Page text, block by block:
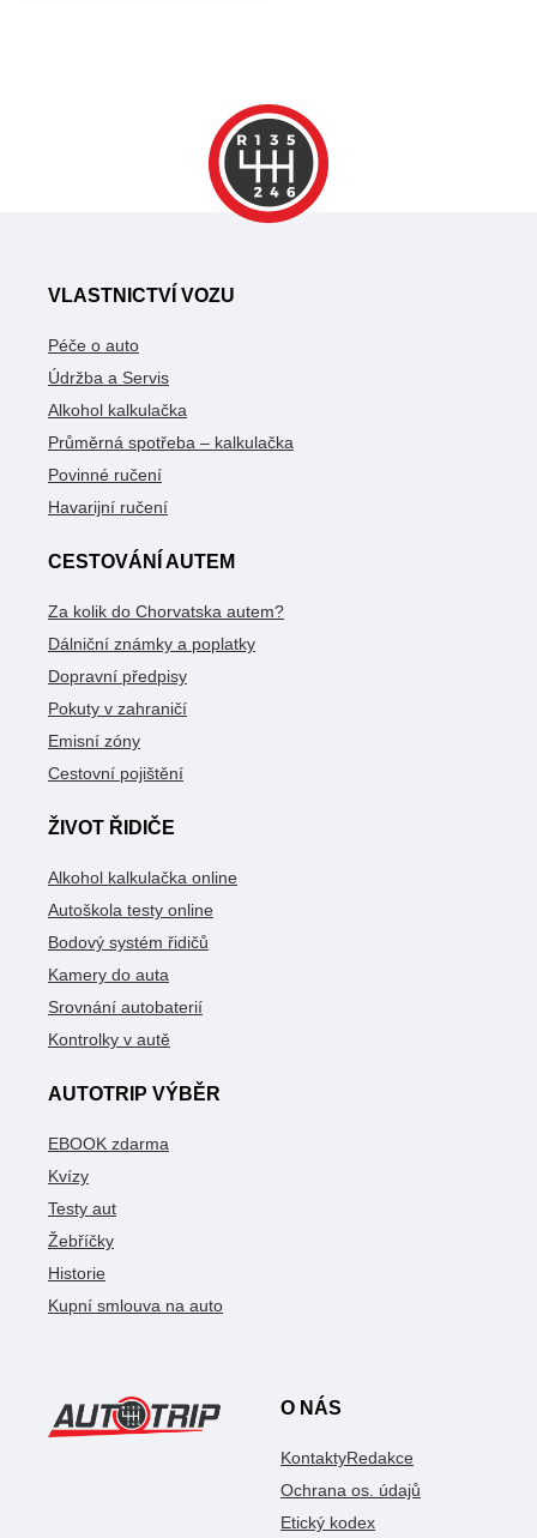
VLASTNICTVÍ VOZU
Péče o auto
Údržba a Servis
Alkohol kalkulačka
Průměrná spotřeba – kalkulačka
Povinné ručení
Havarijní ručení
CESTOVÁNÍ AUTEM
Za kolik do Chorvatska autem?
Dálniční známky a poplatky
Dopravní předpisy
Pokuty v zahraničí
Emisní zóny
Cestovní pojištění
ŽIVOT ŘIDIČE
Alkohol kalkulačka online
Autoškola testy online
Bodový systém řidičů
Kamery do auta
Srovnání autobaterií
Kontrolky v autě
AUTOTRIP VÝBĚR
EBOOK zdarma
Kvízy
Testy aut
Žebříčky
Historie
Kupní smlouva na auto
O NÁS
KontaktyRedakce
Ochrana os. údajů
Etický kodex